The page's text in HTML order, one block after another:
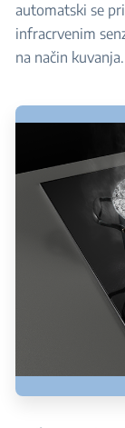
automatski se
infracrvenim
na način kuvanja.